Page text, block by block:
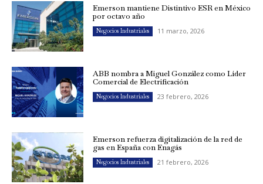
Emerson mantiene Distintivo ESR en México
por octavo año
Negocios Industriales 11 marzo, 2026
ABB nombra a Miguel González como Líder
Comercial de Electrificación
Negocios Industriales 23 febrero, 2026
Emerson refuerza digitalización de la red de
gas en España con Enagás
Negocios Industriales 21 febrero, 2026